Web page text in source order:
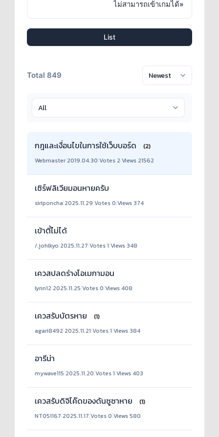
ไม่สามารถเข้าเกมได้»
List
Total 849
กฎและเงื่อนไขในการใช้เว็บบอร์ด
(2)
Webmaster 2019.04.30 Votes 2 Views 21562
เซิร์ฟลิเวียมอนหายครับ
siriponcha|2025.11.29|Votes 0|Views 374
เข้าตี้ไม่ได้
/.johlkyo|2025.11.27|Votes 1|Views 348
เควสปลดร่างโอเมกามอน
lynn12|2025.11.25|Votes 0|Views 408
เควสรับบัตรหาย
(1)
agari8492|2025.11.21|Votes 1|Views 384
อารีน่า
mywave115|2025.11.20|Votes 1|Views 403
เควสรับดิจิโค๊ดของดันซูซาหาย
(1)
NT051167|2025.11.17|Votes 0|Views 580